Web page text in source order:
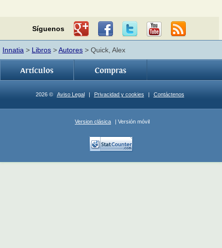
Síguenos
Innatia > Libros >Autores > Quick, Alex
Artículos Compras
2026 © Aviso Legal | Privacidad y cookies | Contáctenos
Version clásica | Versión móvil